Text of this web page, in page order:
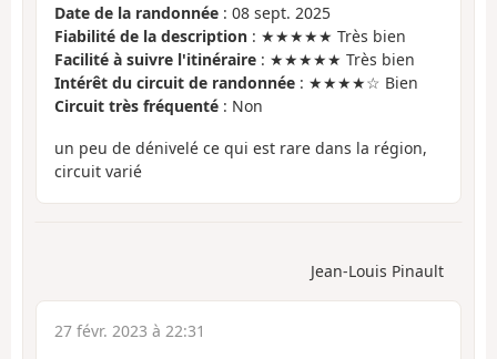
Date de la randonnée : 08 sept. 2025
Fiabilité de la description : ★★★★★ Très bien
Facilité à suivre l'itinéraire : ★★★★★ Très bien
Intérêt du circuit de randonnée : ★★★★☆ Bien
Circuit très fréquenté : Non
un peu de dénivelé ce qui est rare dans la région,
circuit varié
Jean-Louis Pinault
27 févr. 2023 à 22:31